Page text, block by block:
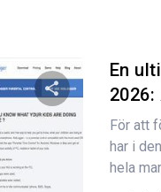
Dela den här
En
För att
har i
hela